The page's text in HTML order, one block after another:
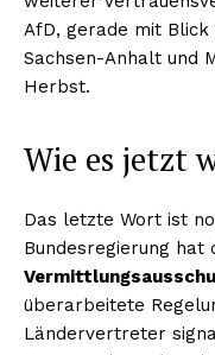
AfD, gerade mit
Sachsen-Anhalt und
Herbst.
Wie es jetzt
Das letzte Wort ist
Bundesregierung hat
überarbeitete
Ländervertreter